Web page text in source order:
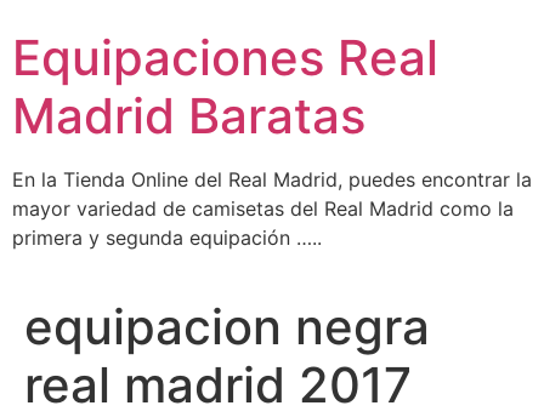
contenido
Equipaciones Real
Madrid Baratas
En la Tienda Online del Real Madrid, puedes encontrar la
mayor variedad de camisetas del Real Madrid como la
primera y segunda equipación …..
equipacion negra
real madrid 2017